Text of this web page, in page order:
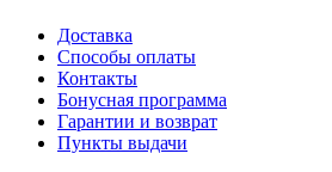
Доставка
Способы оплаты
Контакты
Бонусная программа
Гарантии и возврат
Пункты выдачи